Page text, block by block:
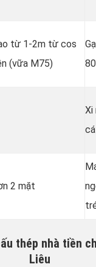
từ 1-2m từ cos
(vữa M75)
Xi
2 mặt
thép nhà tiền
Liêu